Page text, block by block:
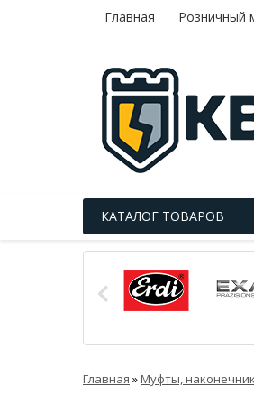
Главная Розничный
КАТАЛОГ ТОВАРОВ
Главная »Муфты,